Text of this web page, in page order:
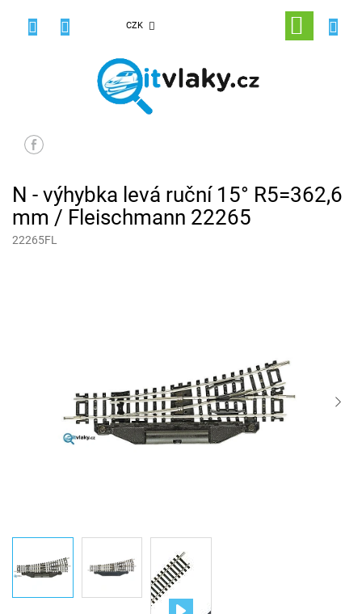
CZK
NÁKUPNÍ
KOŠÍK
N - výhybka levá ruční 15° R5=362,6
mm / Fleischmann 22265
22265FL